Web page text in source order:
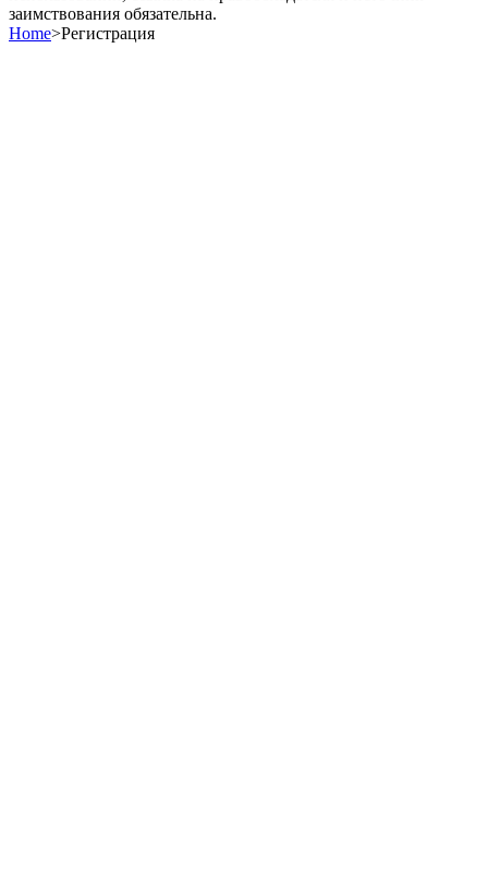
заимствования обязательна.
Home>Регистрация